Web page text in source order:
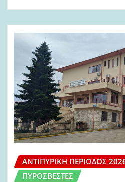
ΑΝΤΙΠΥΡΙΚΉ ΠΕΡΊΟΔΟΣ
ΠΥΡΟΣΒΈΣΤΕΣ